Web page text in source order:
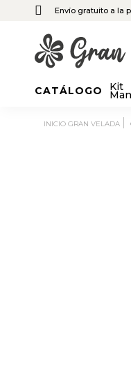
Envío gratuito a la
CATÁLOGO Kit
INICIO GRAN VELADA